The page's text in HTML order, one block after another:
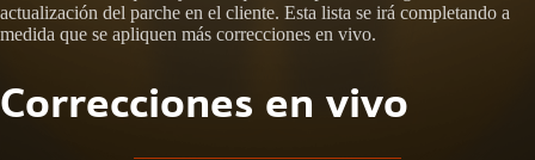
actualización del parche en el cliente. Esta lista se irá completando a
medida que se apliquen más correcciones en vivo.
Correcciones en vivo